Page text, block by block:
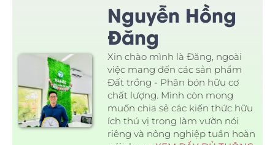
Nguyễn Hồng
Đăng
Xin chào mình là Đăng, ngoài
việc mang đến các sản phẩm
Đất trồng - Phân bón hữu cơ
chất lượng. Mình còn mong
muốn chia sẻ các kiến thức hữu
ích thú vị trong làm vườn nói
riêng và nông nghiệp tuần hoàn